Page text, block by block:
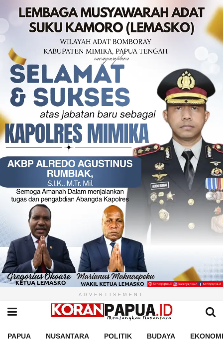
ADVERTISEMENT
PAPUA NUSANTARA POLITIK BUDAYA EKONOMI